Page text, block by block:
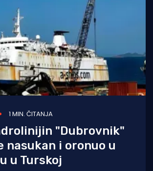
1 MIN. ČITANJA
"Dubrovnik"
nasukan i oronuo u
u Turskoj